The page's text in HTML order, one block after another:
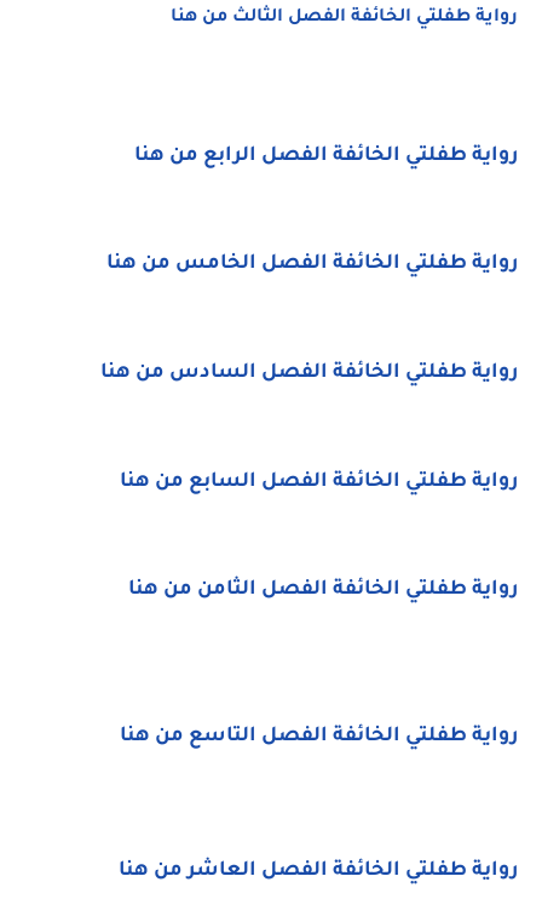
رواية طفلتي الخائفة الفصل الثالث من هنا
رواية طفلتي الخائفة الفصل الرابع من هنا
رواية طفلتي الخائفة الفصل الخامس من هنا
رواية طفلتي الخائفة الفصل السادس من هنا
رواية طفلتي الخائفة الفصل السابع من هنا
رواية طفلتي الخائفة الفصل الثامن من هنا
رواية طفلتي الخائفة الفصل التاسع من هنا
رواية طفلتي الخائفة الفصل العاشر من هنا